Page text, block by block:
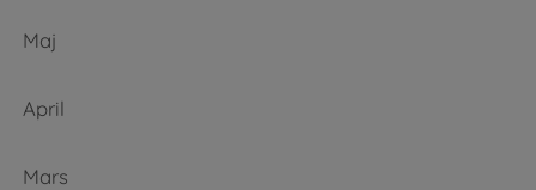
Maj
April
Mars